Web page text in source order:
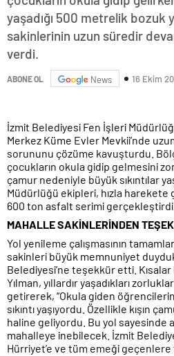
yaşadığı 500 metrelik
sakinlerinin uzun süredir
verdi.
ABONE OL News 16 Ekim
İzmit Belediyesi Fen İşleri
Merkez Küme Evler Mevkii’nde
sorununu çözüme kavuşturdu.
çocukların okula gidip gelmesini
çamur nedeniyle büyük sıkıntılar
Müdürlüğü ekipleri, hızla
600 ton asfalt serimi gerçekleştirdi.
MAHALLE SAKİNLERİNDEN
Yol yenileme çalışmasının
sakinleri büyük memnuniyet
Belediyesi’ne teşekkür etti. Kısalar
Yılman, yıllardır yaşadıkları
getirerek, “Okula giden
sıkıntı yaşıyordu. Özellikle kışın
haline geliyordu. Bu yol sayesinde
mahalleye inebilecek. İzmit
Hürriyet’e ve tüm emeği